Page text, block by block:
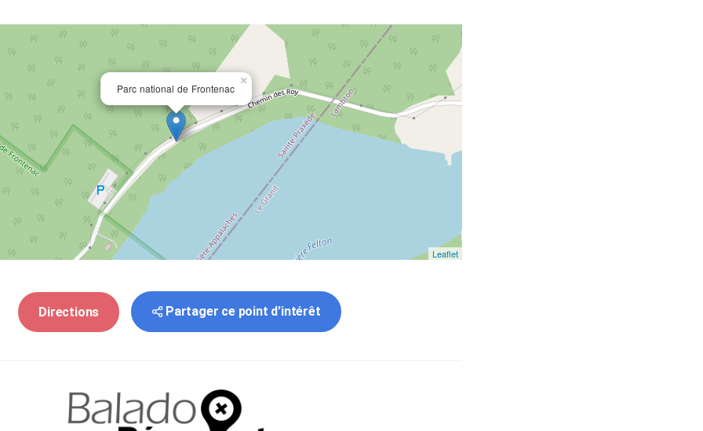
Parc national de Frontenac
×
Leaflet
Directions Partager ce point d'intérêt